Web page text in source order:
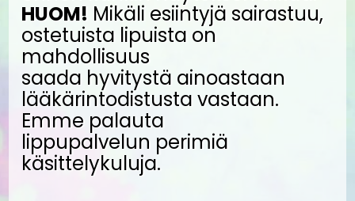
HUOM! Mikäli esiintyjä sairastuu,
ostetuista lipuista on
mahdollisuus
saada hyvitystä ainoastaan
lääkärintodistusta vastaan.
Emme palauta
lippupalvelun perimiä
käsittelykuluja.